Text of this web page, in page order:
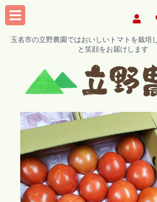
玉名市の立野農園ではおいしいトマトを栽培
と笑顔をお届けします